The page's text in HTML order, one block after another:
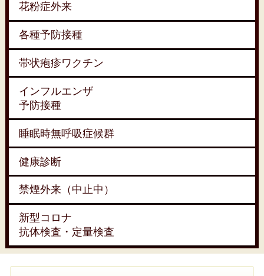
花粉症外来
各種予防接種
帯状疱疹ワクチン
インフルエンザ
予防接種
睡眠時無呼吸症候群
健康診断
禁煙外来（中止中）
新型コロナ
抗体検査・定量検査